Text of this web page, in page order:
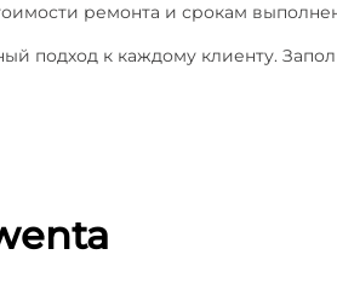
ремонта и срокам
к каждому клиенту.